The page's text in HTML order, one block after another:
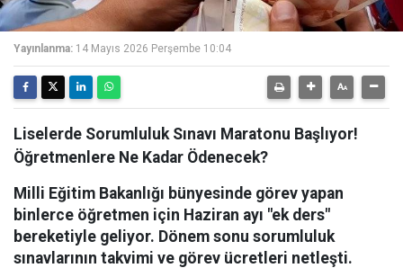
Yayınlanma: 14 Mayıs 2026 Perşembe 10:04
Liselerde Sorumluluk Sınavı Maratonu Başlıyor!
Öğretmenlere Ne Kadar Ödenecek?
Milli Eğitim Bakanlığı bünyesinde görev yapan
binlerce öğretmen için Haziran ayı "ek ders"
bereketiyle geliyor. Dönem sonu sorumluluk
sınavlarının takvimi ve görev ücretleri netleşti.